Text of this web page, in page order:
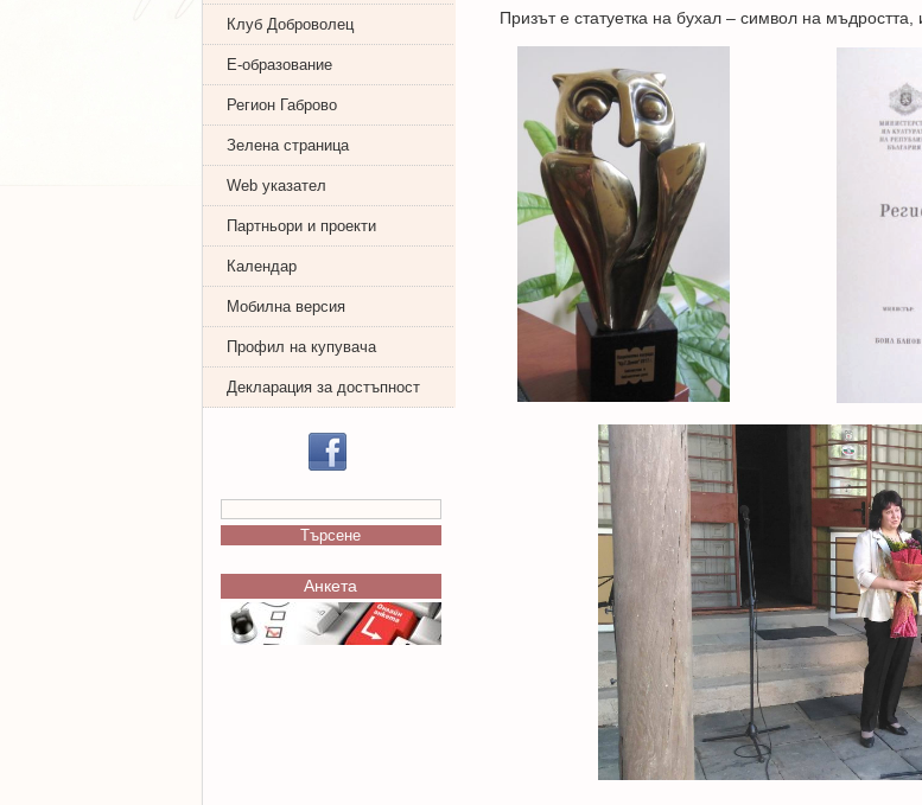
Клуб Доброволец
Е-образование
Регион Габрово
Зелена страница
Web указател
Партньори и проекти
Календар
Мобилна версия
Профил на купувача
Декларация за достъпност
Анкета
Призът е статуетка на бухал – символ на мъдростта,